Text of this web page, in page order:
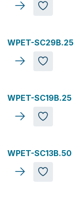
WPET-SC29B.25
WPET-SC19B.25
WPET-SC13B.50